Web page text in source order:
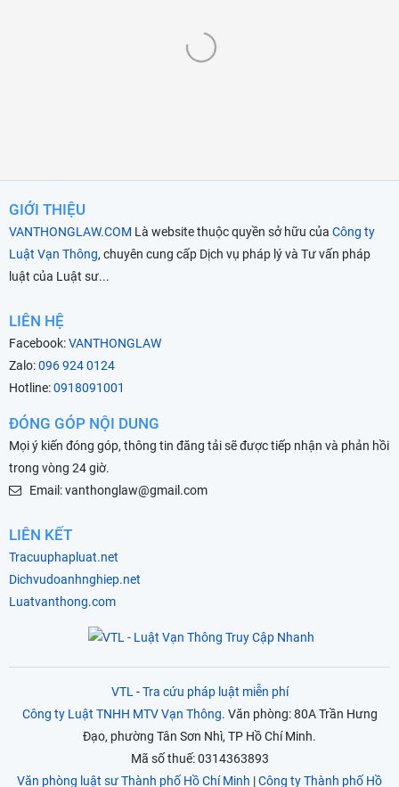
GIỚI THIỆU
VANTHONGLAW.COM Là website thuộc quyền sở hữu của Công ty
Luật Vạn Thông, chuyên cung cấp Dịch vụ pháp lý và Tư vấn pháp
luật của Luật sư...
LIÊN HỆ
Facebook:VANTHONGLAW
Zalo:096 924 0124
Hotline:0918091001
ĐÓNG GÓP NỘI DUNG
Mọi ý kiến đóng góp, thông tin đăng tải sẽ được tiếp nhận và phản hồi
trong vòng 24 giờ.
Email: vanthonglaw@gmail.com
LIÊN KẾT
Tracuuphapluat.net
Dichvudoanhnghiep.net
Luatvanthong.com
VTL -Tra cứu pháp luật miễn phí
Công ty Luật TNHH MTV Vạn Thông. Văn phòng: 80A Trần Hưng
Đạo, phường Tân Sơn Nhì, TP Hồ Chí Minh.
Mã số thuế: 0314363893
Văn phòng luật sư Thành phố Hồ Chí Minh |Công ty Thành phố Hồ